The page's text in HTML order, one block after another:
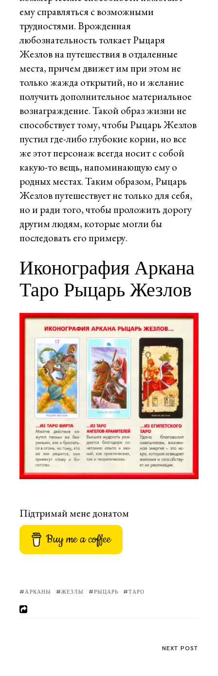
ему справляться с возможными
трудностями. Врожденная
любознательность толкает Рыцаря
Жезлов на путешествия в отдаленные
места, причем движет им при этом не
только жажда открытий, но и желание
получить дополнительное материальное
вознаграждение. Такой образ жизни не
способствует тому, чтобы Рыцарь Жезлов
пустил где-либо глубокие корни, но все
же этот персонаж всегда носит с собой
какую-то вещь, напоминающую ему о
родных местах. Таким образом, Рыцарь
Жезлов путешествует не только для себя,
но и ради того, чтобы проложить дорогу
другим людям, которые могли бы
последовать его примеру.
Иконография Аркана
Таро Рыцарь Жезлов
Підтримай мене донатом
Buy me a coffee
АРКАНЫ ЖЕЗЛЫ РЫЦАРЬ ТАРО
NEXT POST